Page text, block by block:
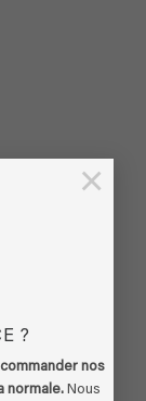
?
nos
normale.Nous
×